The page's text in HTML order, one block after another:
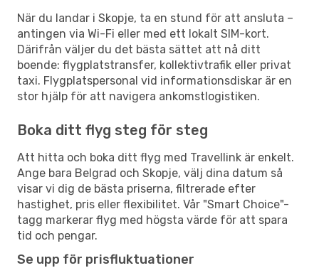
När du landar i Skopje, ta en stund för att ansluta –
antingen via Wi-Fi eller med ett lokalt SIM-kort.
Därifrån väljer du det bästa sättet att nå ditt
boende: flygplatstransfer, kollektivtrafik eller privat
taxi. Flygplatspersonal vid informationsdiskar är en
stor hjälp för att navigera ankomstlogistiken.
Boka ditt flyg steg för steg
Att hitta och boka ditt flyg med Travellink är enkelt.
Ange bara Belgrad och Skopje, välj dina datum så
visar vi dig de bästa priserna, filtrerade efter
hastighet, pris eller flexibilitet. Vår "Smart Choice"-
tagg markerar flyg med högsta värde för att spara
tid och pengar.
Se upp för prisfluktuationer